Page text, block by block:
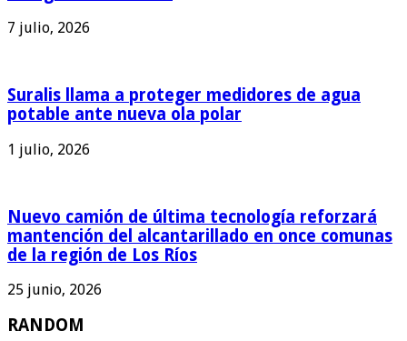
7 julio, 2026
Suralis llama a proteger medidores de agua
potable ante nueva ola polar
1 julio, 2026
Nuevo camión de última tecnología reforzará
mantención del alcantarillado en once comunas
de la región de Los Ríos
25 junio, 2026
RANDOM